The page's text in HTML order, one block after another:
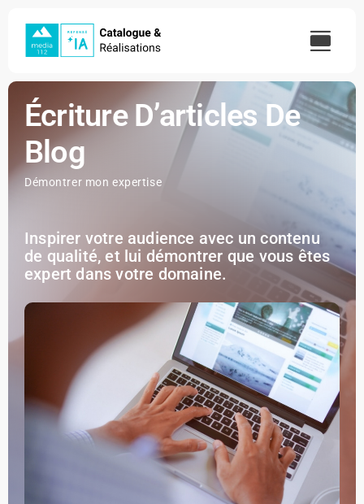
content
Écriture D’articles De
Blog
Démontrer mon expertise
Inspirer votre audience avec un contenu
de qualité, et lui démontrer que vous êtes
expert dans votre domaine.